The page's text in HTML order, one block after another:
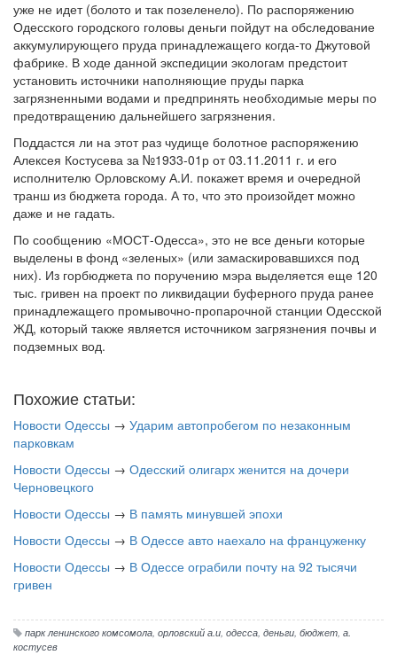
уже не идет (болото и так позеленело). По распоряжению
Одесского городского головы деньги пойдут на обследование
аккумулирующего пруда принадлежащего когда-то Джутовой
фабрике. В ходе данной экспедиции экологам предстоит
установить источники наполняющие пруды парка
загрязненными водами и предпринять необходимые меры по
предотвращению дальнейшего загрязнения.
Поддастся ли на этот раз чудище болотное распоряжению
Алексея Костусева за №1933-01р от 03.11.2011 г. и его
исполнителю Орловскому А.И. покажет время и очередной
транш из бюджета города. А то, что это произойдет можно
даже и не гадать.
По сообщению «МОСТ-Одесса», это не все деньги которые
выделены в фонд «зеленых» (или замаскировавшихся под
них). Из горбюджета по поручению мэра выделяется еще 120
тыс. гривен на проект по ликвидации буферного пруда ранее
принадлежащего промывочно-пропарочной станции Одесской
ЖД, который также является источником загрязнения почвы и
подземных вод.
Похожие статьи:
Новости Одессы → Ударим автопробегом по незаконным
парковкам
Новости Одессы → Одесский олигарх женится на дочери
Черновецкого
Новости Одессы → В память минувшей эпохи
Новости Одессы → В Одессе авто наехало на француженку
Новости Одессы → В Одессе ограбили почту на 92 тысячи
гривен
парк ленинского комсомола, орловский а.и, одесса, деньги, бюджет, а.
костусев